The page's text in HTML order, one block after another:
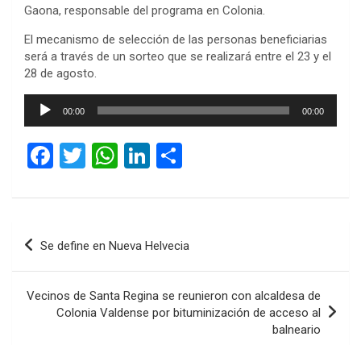
Gaona, responsable del programa en Colonia.
El mecanismo de selección de las personas beneficiarias
será a través de un sorteo que se realizará entre el 23 y el
28 de agosto.
Reproductor
00:00 00:00
F
ce
o
k
T
tt
W
at
A
p
p
Li
ke
n
m
ar
tir
Navegación
de
Se define en Nueva Helvecia
Vecinos de Santa Regina se reunieron con alcaldesa de
Colonia Valdense por bituminización de acceso al
balneario